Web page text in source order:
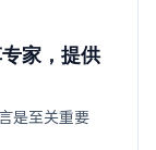
家，提供
是至关重要